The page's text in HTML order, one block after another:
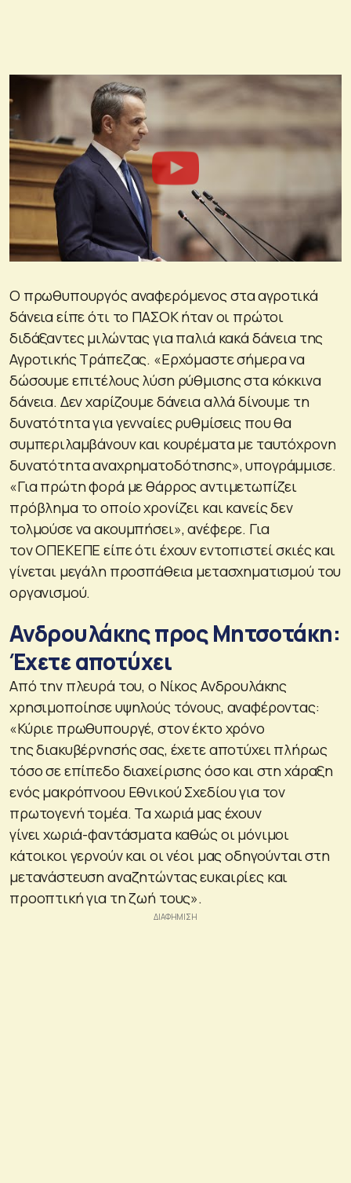
Ο πρωθυπουργός αναφερόμενος στα αγροτικά
δάνεια είπε ότι το ΠΑΣΟΚ ήταν οι πρώτοι
διδάξαντες μιλώντας για παλιά κακά δάνεια της
Αγροτικής Τράπεζας. «Ερχόμαστε σήμερα να
δώσουμε επιτέλους λύση ρύθμισης στα κόκκινα
δάνεια. Δεν χαρίζουμε δάνεια αλλά δίνουμε τη
δυνατότητα για γενναίες ρυθμίσεις που θα
συμπεριλαμβάνουν και κουρέματα με ταυτόχρονη
δυνατότητα αναχρηματοδότησης», υπογράμμισε.
«Για πρώτη φορά με θάρρος αντιμετωπίζει
πρόβλημα το οποίο χρονίζει και κανείς δεν
τολμούσε να ακουμπήσει», ανέφερε. Για
τον ΟΠΕΚΕΠΕ είπε ότι έχουν εντοπιστεί σκιές και
γίνεται μεγάλη προσπάθεια μετασχηματισμού του
οργανισμού.
Ανδρουλάκης προς Μητσοτάκη:
Έχετε αποτύχει
Από την πλευρά του, ο Νίκος Ανδρουλάκης
χρησιμοποίησε υψηλούς τόνους, αναφέροντας:
«Κύριε πρωθυπουργέ, στον έκτο χρόνο
της διακυβέρνησής σας, έχετε αποτύχει πλήρως
τόσο σε επίπεδο διαχείρισης όσο και στη χάραξη
ενός μακρόπνοου Εθνικού Σχεδίου για τον
πρωτογενή τομέα. Τα χωριά μας έχουν
γίνει χωριά-φαντάσματα καθώς οι μόνιμοι
κάτοικοι γερνούν και οι νέοι μας οδηγούνται στη
μετανάστευση αναζητώντας ευκαιρίες και
προοπτική για τη ζωή τους».